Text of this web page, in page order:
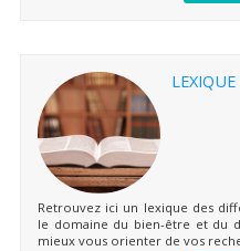
Retrouvez ici un lexique des
le domaine du bien-être et du
mieux vous orienter de vos